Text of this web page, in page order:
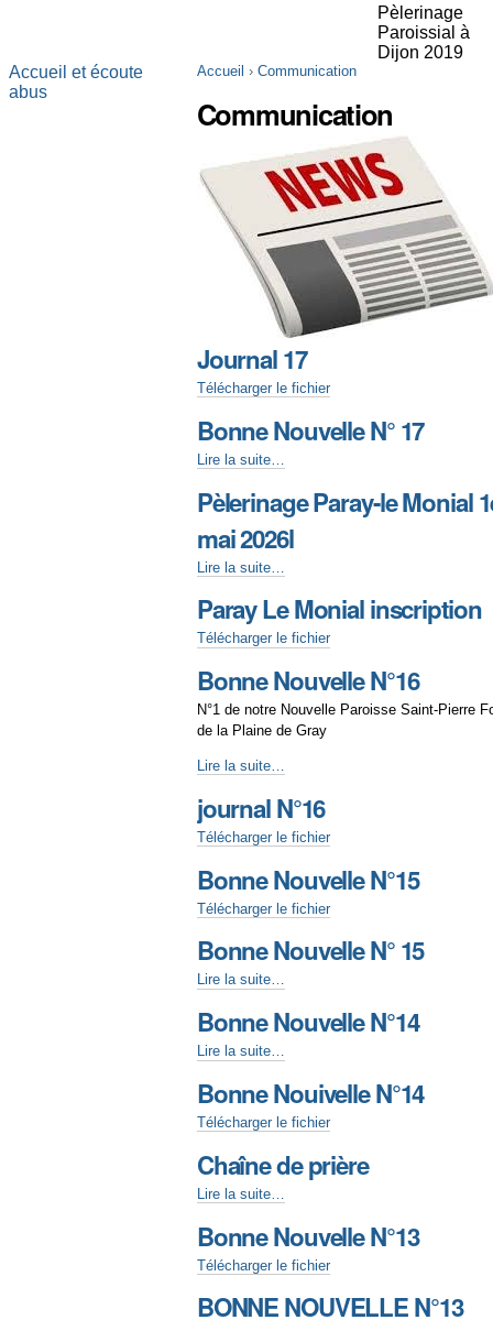
Pèlerinage
Paroissial à
Dijon 2019
Accueil › Communication
Communication
Journal 17
Télécharger le fichier
Bonne Nouvelle N° 17
Lire la suite…
Pèlerinage Paray-le Monial
mai 2026l
Lire la suite…
Paray Le Monial inscription
Télécharger le fichier
Bonne Nouvelle N°16
N°1 de notre Nouvelle Paroisse Saint-Pierre
de la Plaine de Gray
Lire la suite…
journal N°16
Télécharger le fichier
Bonne Nouvelle N°15
Télécharger le fichier
Bonne Nouvelle N° 15
Lire la suite…
Bonne Nouvelle N°14
Lire la suite…
Bonne Nouivelle N°14
Télécharger le fichier
Chaîne de prière
Lire la suite…
Bonne Nouvelle N°13
Télécharger le fichier
BONNE NOUVELLE N°13
Accueil et écoute
abus